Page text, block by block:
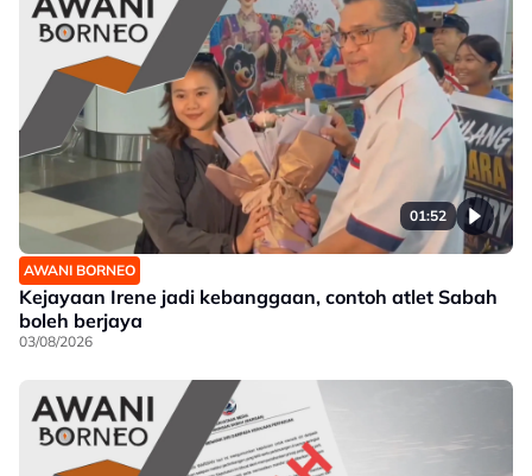
01:52
AWANI BORNEO
Kejayaan Irene jadi kebanggaan, contoh atlet Sabah
boleh berjaya
03/08/2026